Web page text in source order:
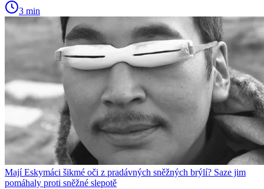
3 min
Mají Eskymáci šikmé oči z pradávných sněžných brýlí? Saze jim
pomáhaly proti sněžné slepotě